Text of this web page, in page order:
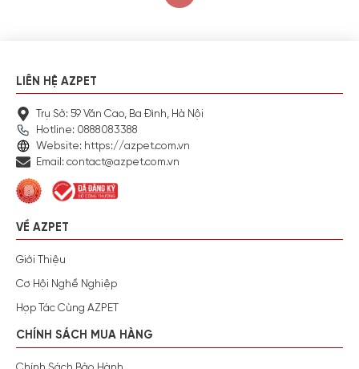
LIÊN HỆ AZPET
Trụ Sở: 59 Văn Cao, Ba Đình, Hà Nội
Hotline: 0888083388
Website: https://azpet.com.vn
Email: contact@azpet.com.vn
VỀ AZPET
Giới Thiệu
Cơ Hội Nghề Nghiệp
Hợp Tác Cùng AZPET
CHÍNH SÁCH MUA HÀNG